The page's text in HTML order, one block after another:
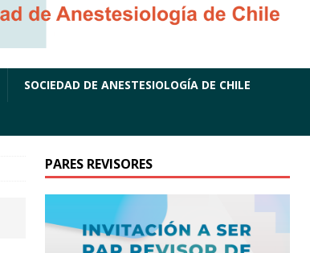
SOCIEDAD DE ANESTESIOLOGÍA DE CHILE
PARES REVISORES